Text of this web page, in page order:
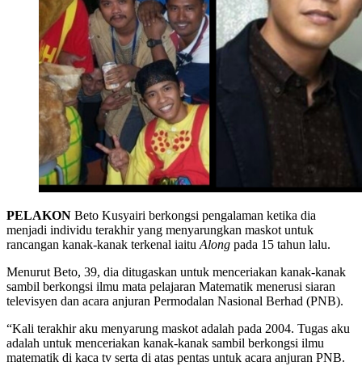
PELAKON Beto Kusyairi berkongsi pengalaman ketika dia
menjadi individu terakhir yang menyarungkan maskot untuk
rancangan kanak-kanak terkenal iaitu Along pada 15 tahun lalu.
Menurut Beto, 39, dia ditugaskan untuk menceriakan kanak-kanak
sambil berkongsi ilmu mata pelajaran Matematik menerusi siaran
televisyen dan acara anjuran Permodalan Nasional Berhad (PNB).
“Kali terakhir aku menyarung maskot adalah pada 2004. Tugas aku
adalah untuk menceriakan kanak-kanak sambil berkongsi ilmu
matematik di kaca tv serta di atas pentas untuk acara anjuran PNB.